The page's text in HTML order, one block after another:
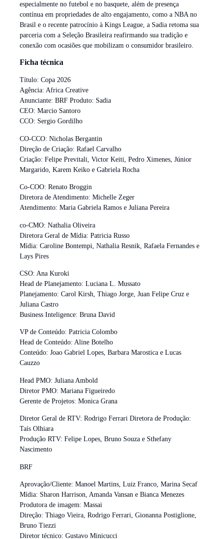
especialmente no futebol e no basquete, além de presença
contínua em propriedades de alto engajamento, como a NBA no
Brasil e o recente patrocínio à Kings League, a Sadia retoma sua
parceria com a Seleção Brasileira reafirmando sua tradição e
conexão com ocasiões que mobilizam o consumidor brasileiro.
Ficha técnica
Título: Copa 2026
Agência: Africa Creative
Anunciante: BRF Produto: Sadia
CEO: Marcio Santoro
CCO: Sergio Gordilho
CO-CCO: Nicholas Bergantin
Direção de Criação: Rafael Carvalho
Criação: Felipe Previtali, Victor Keiti, Pedro Ximenes, Júnior
Margarido, Karem Keiko e Gabriela Rocha
Co-COO: Renato Broggin
Diretora de Atendimento: Michelle Zeger
Atendimento: Maria Gabriela Ramos e Juliana Pereira
co-CMO: Nathalia Oliveira
Diretora Geral de Mídia: Patricia Russo
Mídia: Caroline Bontempi, Nathalia Resnik, Rafaela Fernandes e
Lays Pires
CSO: Ana Kuroki
Head de Planejamento: Luciana L. Mussato
Planejamento: Carol Kirsh, Thiago Jorge, Juan Felipe Cruz e
Juliana Castro
Business Inteligence: Bruna David
VP de Conteúdo: Patricia Colombo
Head de Conteúdo: Aline Botelho
Conteúdo: Joao Gabriel Lopes, Barbara Marostica e Lucas
Cauzzo
Head PMO: Juliana Ambold
Diretor PMO: Mariana Figueiredo
Gerente de Projetos: Monica Grana
Diretor Geral de RTV: Rodrigo Ferrari Diretora de Produção:
Taís Olhiara
Produção RTV: Felipe Lopes, Bruno Souza e Sthefany
Nascimento
BRF
Aprovação/Cliente: Manoel Martins, Luiz Franco, Marina Secaf
Mídia: Sharon Harrison, Amanda Vansan e Bianca Menezes
Produtora de imagem: Massai
Direção: Thiago Vieira, Rodrigo Ferrari, Gionanna Postiglione,
Bruno Tiezzi
Diretor técnico: Gustavo Minicucci